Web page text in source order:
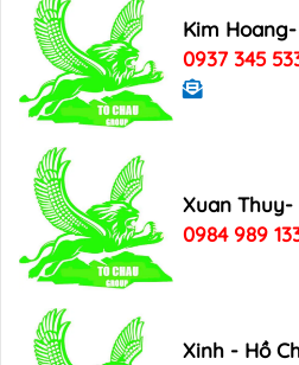
Kim
0937 345
Xuan Thuy-
0984 989
Xinh - Hồ